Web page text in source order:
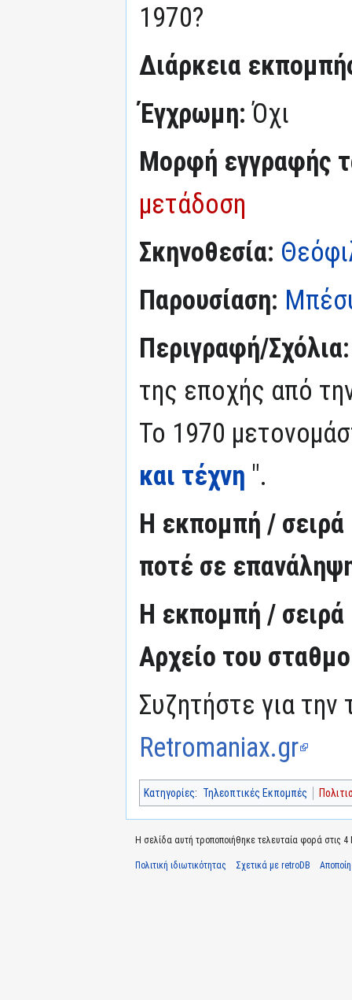
1970?
Διάρκεια
Έγχρωμη:Όχι
Μορφή εγγραφής
μετάδοση
Σκηνοθεσία:
Παρουσίαση:
Περιγραφή/
της εποχής από
Το 1970
και τέχνη ".
Η εκπομπή /
ποτέ σε
Η εκπομπή /
Αρχείο του
Συζητήστε για την
Retromaniax.gr
Κατηγορίες: Τηλεοπτικές Εκπομπές
Η σελίδα αυτή τροποποιήθηκε τελευταία φορά στις 4
Πολιτική ιδιωτικότητας Σχετικά με retroDB